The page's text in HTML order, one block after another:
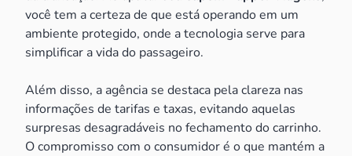
você tem a certeza de que está operando em um
ambiente protegido, onde a tecnologia serve para
simplificar a vida do passageiro.
Além disso, a agência se destaca pela clareza nas
informações de tarifas e taxas, evitando aquelas
surpresas desagradáveis no fechamento do carrinho.
O compromisso com o consumidor é o que mantém a